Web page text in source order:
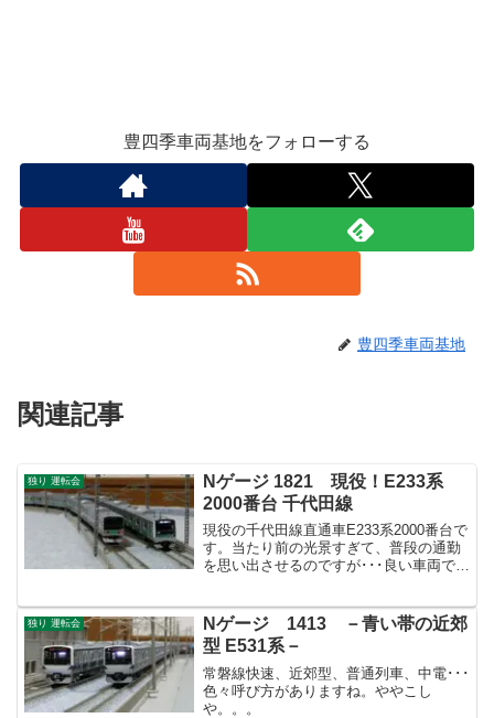
豊四季車両基地をフォローする
豊四季車両基地
関連記事
独り 運転会
Nゲージ 1821 現役！E233系
2000番台 千代田線
現役の千代田線直通車E233系2000番台で
す。当たり前の光景すぎて、普段の通勤
を思い出させるのですが･･･良い車両で
独り 運転会
Nゲージ 1413 －青い帯の近郊
型 E531系－
常磐線快速、近郊型、普通列車、中電･･･
色々呼び方がありますね。ややこし
や。。。